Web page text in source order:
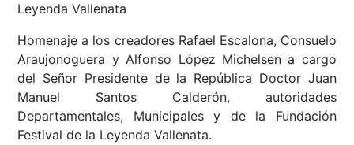
Leyenda Vallenata
Homenaje a los creadores Rafael Escalona, Consuelo
Araujonoguera y Alfonso López Michelsen a cargo
del Señor Presidente de la República Doctor Juan
Manuel Santos Calderón, autoridades
Departamentales, Municipales y de la Fundación
Festival de la Leyenda Vallenata.